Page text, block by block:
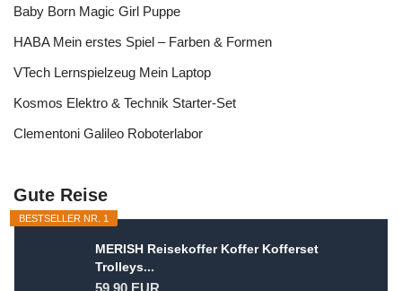
Baby Born Magic Girl Puppe
HABA Mein erstes Spiel – Farben & Formen
VTech Lernspielzeug Mein Laptop
Kosmos Elektro & Technik Starter-Set
Clementoni Galileo Roboterlabor
Gute Reise
BESTSELLER NR. 1
MERISH Reisekoffer Koffer Kofferset
Trolleys...
59,90 EUR